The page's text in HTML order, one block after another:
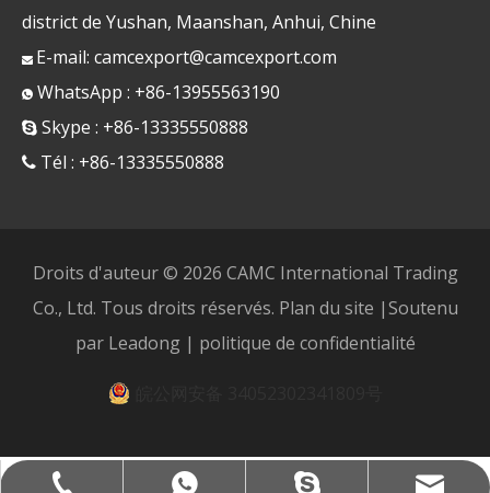
+86-13335550888
+8613955563190
+8613335550888
camcexport@camcexport.com
district de Yushan, Maanshan, Anhui, Chine
 E-mail: camcexport@camcexport.com
 WhatsApp : +86-13955563190
 Skype : +86-13335550888
 Tél : +86-13335550888
Droits d'auteur © 2026 CAMC International Trading
Co., Ltd. Tous droits réservés. Plan du site |Soutenu
par Leadong| politique de confidentialité